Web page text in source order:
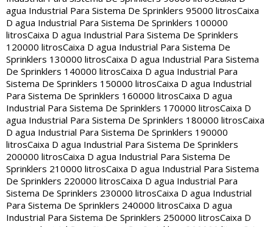
agua Industrial Para Sistema De Sprinklers 95000 litrosCaixa
D agua Industrial Para Sistema De Sprinklers 100000
litrosCaixa D agua Industrial Para Sistema De Sprinklers
120000 litrosCaixa D agua Industrial Para Sistema De
Sprinklers 130000 litrosCaixa D agua Industrial Para Sistema
De Sprinklers 140000 litrosCaixa D agua Industrial Para
Sistema De Sprinklers 150000 litrosCaixa D agua Industrial
Para Sistema De Sprinklers 160000 litrosCaixa D agua
Industrial Para Sistema De Sprinklers 170000 litrosCaixa D
agua Industrial Para Sistema De Sprinklers 180000 litrosCaixa
D agua Industrial Para Sistema De Sprinklers 190000
litrosCaixa D agua Industrial Para Sistema De Sprinklers
200000 litrosCaixa D agua Industrial Para Sistema De
Sprinklers 210000 litrosCaixa D agua Industrial Para Sistema
De Sprinklers 220000 litrosCaixa D agua Industrial Para
Sistema De Sprinklers 230000 litrosCaixa D agua Industrial
Para Sistema De Sprinklers 240000 litrosCaixa D agua
Industrial Para Sistema De Sprinklers 250000 litrosCaixa D